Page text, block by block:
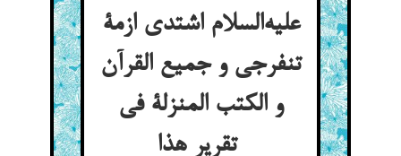
علیه‌السلام اشتدی ازمة
تنفرجی و جمیع القرآن
و الکتب المنزلة فی
تقریر هذا